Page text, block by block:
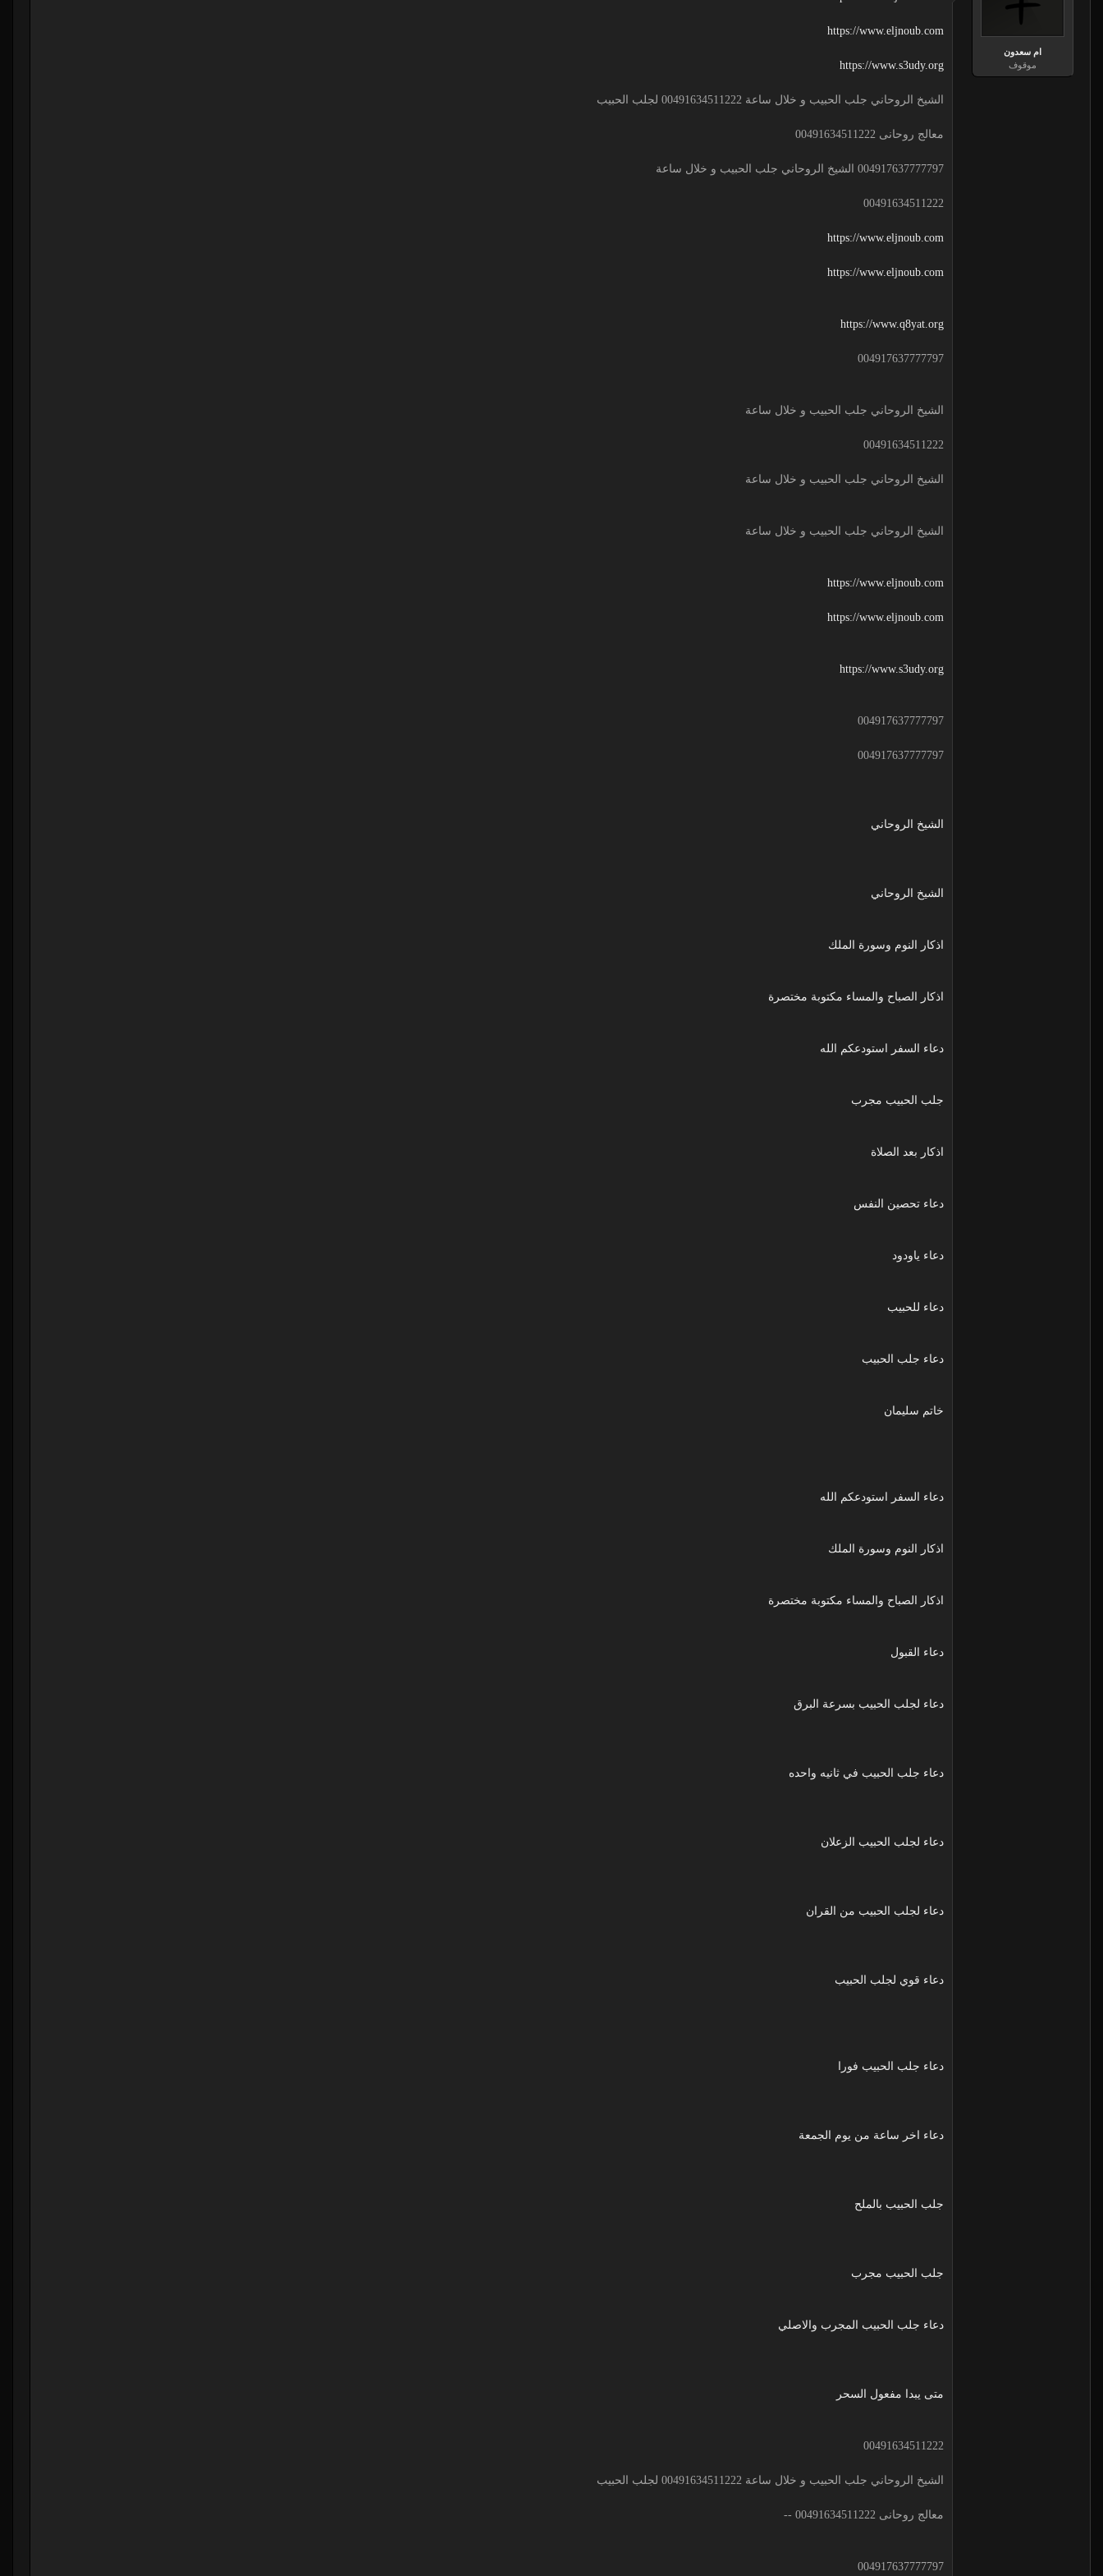
ام سعدون
موقوف
https://www.eljnoub.com
https://www.s3udy.org
الشيخ الروحاني جلب الحبيب و خلال ساعة 00491634511222 لجلب الحبيب
معالج روحانى 00491634511222
004917637777797 الشيخ الروحاني جلب الحبيب و خلال ساعة
00491634511222
https://www.eljnoub.com
https://www.eljnoub.com
https://www.q8yat.org
004917637777797
الشيخ الروحاني جلب الحبيب و خلال ساعة
00491634511222
الشيخ الروحاني جلب الحبيب و خلال ساعة
الشيخ الروحاني جلب الحبيب و خلال ساعة
https://www.eljnoub.com
https://www.eljnoub.com
https://www.s3udy.org
004917637777797
004917637777797
الشيخ الروحاني
الشيخ الروحاني
اذكار النوم وسورة الملك
اذكار الصباح والمساء مكتوبة مختصرة
دعاء السفر استودعكم الله
جلب الحبيب مجرب
اذكار بعد الصلاة
دعاء تحصين النفس
دعاء ياودود
دعاء للحبيب
دعاء جلب الحبيب
خاتم سليمان
دعاء السفر استودعكم الله
اذكار النوم وسورة الملك
اذكار الصباح والمساء مكتوبة مختصرة
دعاء القبول
دعاء لجلب الحبيب بسرعة البرق
دعاء جلب الحبيب في ثانيه واحده
دعاء لجلب الحبيب الزعلان
دعاء لجلب الحبيب من القران
دعاء قوي لجلب الحبيب
دعاء جلب الحبيب فورا
دعاء اخر ساعة من يوم الجمعة
جلب الحبيب بالملح
جلب الحبيب مجرب
دعاء جلب الحبيب المجرب والاصلي
متى يبدا مفعول السحر
00491634511222
الشيخ الروحاني جلب الحبيب و خلال ساعة 00491634511222 لجلب الحبيب
معالج روحانى 00491634511222 --
004917637777797